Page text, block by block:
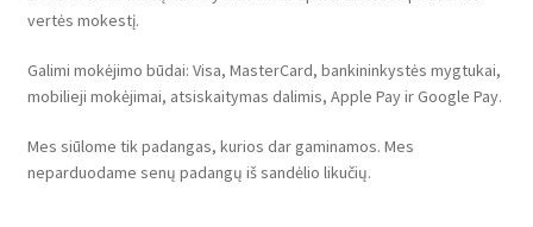
vertės mokestį.
Galimi mokėjimo būdai: Visa, MasterCard, bankininkystės mygtukai,
mobilieji mokėjimai, atsiskaitymas dalimis, Apple Pay ir Google Pay.
Mes siūlome tik padangas, kurios dar gaminamos. Mes
neparduodame senų padangų iš sandėlio likučių.